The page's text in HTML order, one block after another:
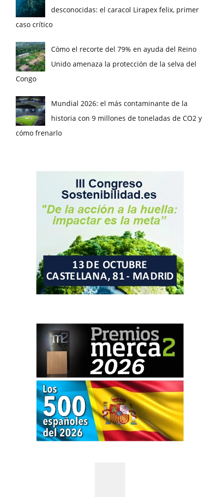
desconocidas: el caracol Lirapex felix, primer
caso crítico
Cómo el recorte del 79% en ayuda del Reino
Unido amenaza la protección de la selva del
Congo
Mundial 2026: el más contaminante de la
historia con 9 millones de toneladas de CO2 y
cómo frenarlo